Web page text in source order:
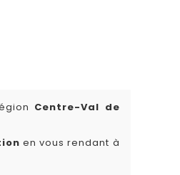
Centre-Val de
en vous rendant à